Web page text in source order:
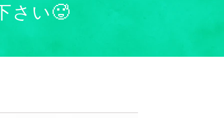
さい🥵